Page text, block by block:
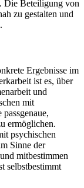
Die Beteiligung von
zu gestalten und
Ergebnisse im
ist es, über
und
mit
ermöglichen.
psychischen
Sinne der
mitbestimmen
selbstbestimmt